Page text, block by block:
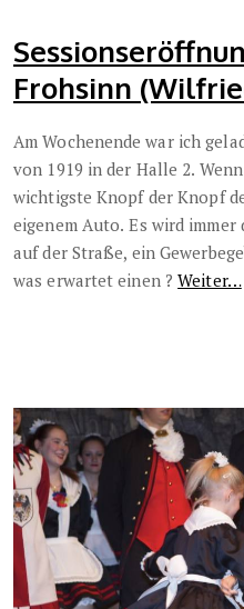
Frohsinn
Am Wochenende war ich
von 1919 in der Halle 2.
wichtigste Knopf der Knopf
eigenem Auto. Es wird immer
auf der Straße, ein
was erwartet einen ?Weiter…